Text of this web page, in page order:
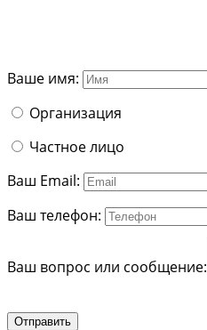
Ваше имя:
Организация
Частное лицо
Ваш Email:
Ваш телефон:
Ваш вопрос или сообщение:
Отправить